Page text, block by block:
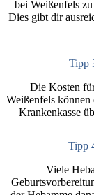
bei Weißenfels
Dies gibt dir
Tipp
Die Kosten
Weißenfels
Krankenkasse
Tipp
Viele